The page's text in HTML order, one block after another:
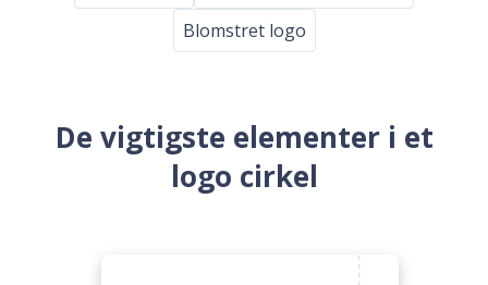
Blomstret logo
De vigtigste elementer i et
logo cirkel